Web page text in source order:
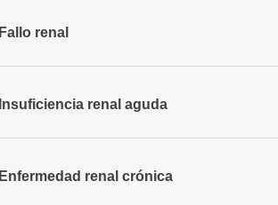
Fallo renal
Insuficiencia renal aguda
Enfermedad renal crónica